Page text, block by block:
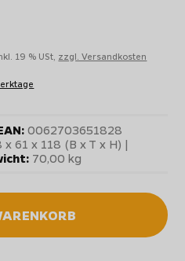
19 % USt, zzgl. Versandkosten
0062703651828
x 61 x 118 (B x T x H) |
70,00 kg